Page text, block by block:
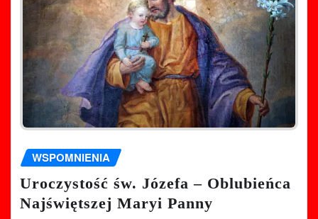
WSPOMNIENIA
Uroczystość św. Józefa – Oblubieńca
Najświętszej Maryi Panny